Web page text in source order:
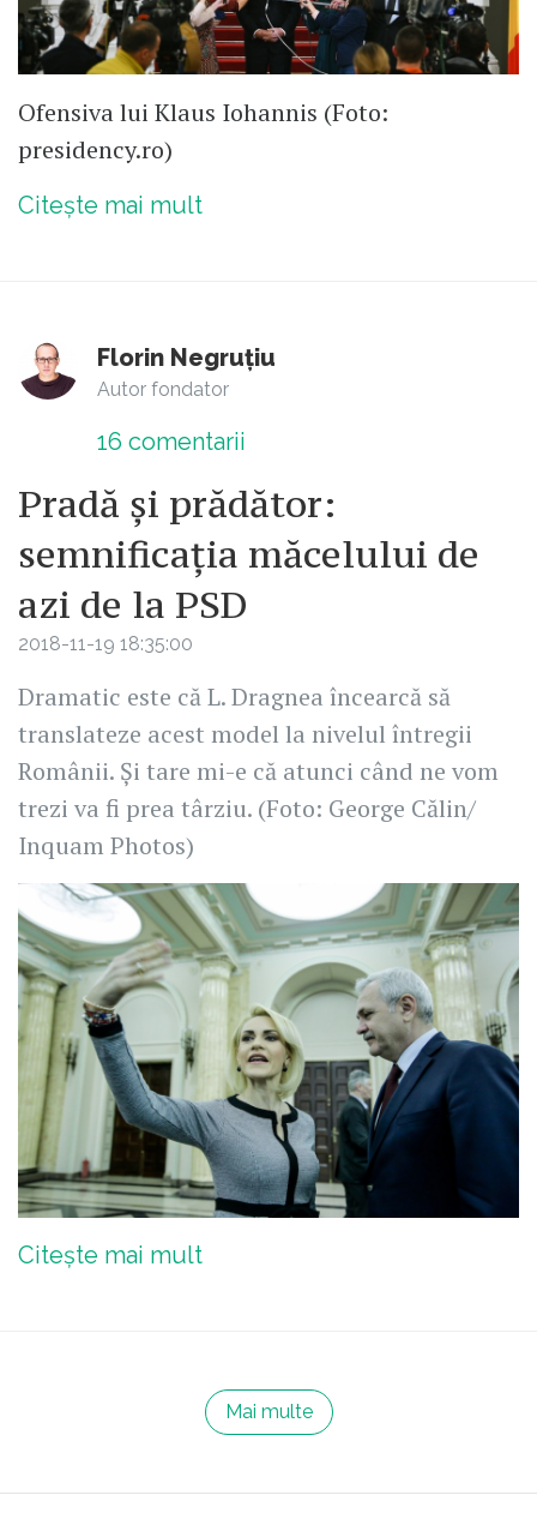
Ofensiva lui Klaus Iohannis (Foto:
presidency.ro)
Citește mai mult
Florin Negruțiu
Autor fondator
16 comentarii
Pradă și prădător:
semnificația măcelului de
azi de la PSD
2018-11-19 18:35:00
Dramatic este că L. Dragnea încearcă să
translateze acest model la nivelul întregii
Românii. Și tare mi-e că atunci când ne vom
trezi va fi prea târziu. (Foto: George Călin/
Inquam Photos)
Citește mai mult
Mai multe